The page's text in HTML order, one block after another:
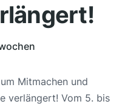
Mitmachen und
verlängert! Vom 5. bis